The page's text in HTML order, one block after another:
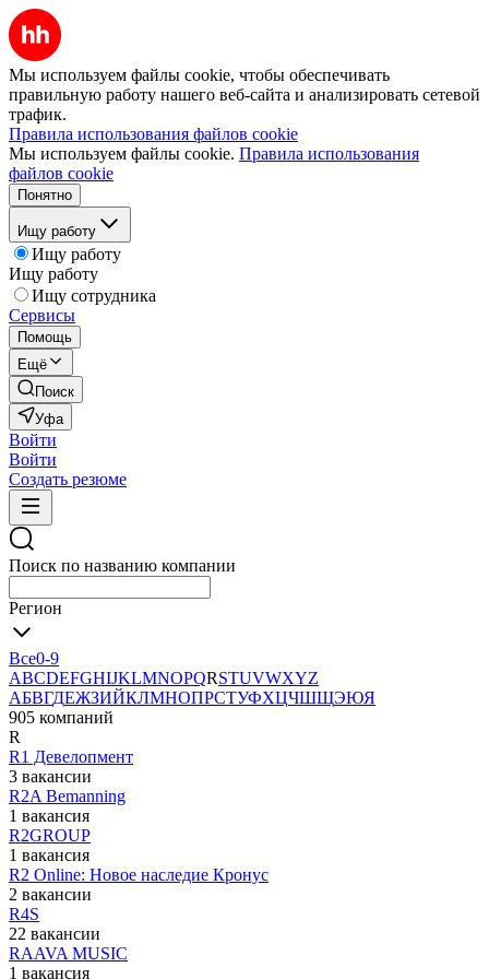
Мы используем файлы cookie, чтобы обеспечивать
правильную работу нашего веб-сайта и анализировать сетевой
трафик.
Правила использования файлов cookie
Мы используем файлы cookie. Правила использования
файлов cookie
Понятно
Ищу работу
Ищу работу
Ищу работу
Ищу сотрудника
Сервисы
Помощь
Ещё
Поиск
Уфа
Войти
Войти
Создать резюме
Поиск по названию компании
Регион
Все0-9
ABCDEFGHIJKLMNOPQRSTUVWXYZ
АБВГДЕЖЗИЙКЛМНОПРСТУФХЦЧШЩЭЮЯ
905 компаний
R
R1 Девелопмент
3 вакансии
R2A Bemanning
1 вакансия
R2GROUP
1 вакансия
R2 Online: Новое наследие Кронус
2 вакансии
R4S
22 вакансии
RAAVA MUSIC
1 вакансия